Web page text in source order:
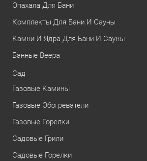
Опахала Для Бани
Комплекты Для Бани И Сауны
Камни И Ядра Для Бани И Сауны
Банные Веера
Сад
Газовые Камины
Газовые Обогреватели
Газовые Горелки
Садовые Грили
Садовые Горелки